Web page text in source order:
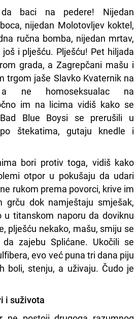
baci na pedere! Nijedan
nijedan Molotovljev koktel,
ručna bomba, nijedan mrtav,
i plješću. Plješću! Pet hiljada
grada, a Zagrepčani mašu i
trgom jaše Slavko Kvaternik na
ne homoseksualac na
im na licima vidiš kako se
Blue Boysi se prerušili u
štekatima, gutaju knedle i
bori protiv toga, vidiš kako
otpor u pokušaju da udari
rukom prema povorci, krive im
grču dok namještaju smješak,
titanskom naporu da doviknu
plješću nekako, mašu, smiju se
zajebu Splićane. Ukočili se
evo već puna tri dana piju
boli, stenju, a uživaju. Čudo je
i suživota